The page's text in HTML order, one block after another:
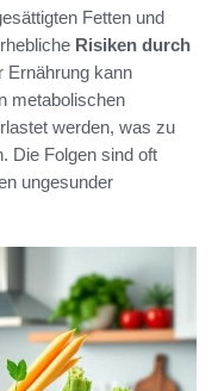
Fetten und
Risiken durch
Ernährung kann
metabolischen
werden, was zu
Die Folgen sind oft
ungesunder